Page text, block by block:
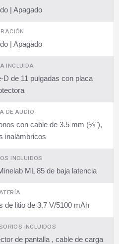
| Apagado
| Apagado
INCLUIDA
D de 11 pulgadas con placa
DE AUDIO
con cable de 3.5 mm (⅛"),
inalámbricos
INCLUIDOS
ML 85 de baja latencia
de litio de 3.7 V/5100 mAh
INCLUIDOS
de pantalla , cable de carga